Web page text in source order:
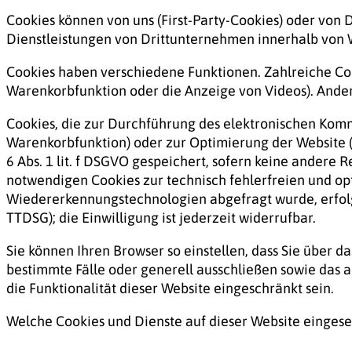
Cookies können von uns (First-Party-Cookies) oder
Dienstleistungen von Drittunternehmen innerhalb von
Cookies haben verschiedene Funktionen. Zahlreiche
Warenkorbfunktion oder die Anzeige von Videos).
Cookies, die zur Durchführung des elektronischen
Warenkorbfunktion) oder zur Optimierung der Website
6 Abs. 1 lit. f DSGVO gespeichert, sofern keine
notwendigen Cookies zur technisch fehlerfreien und
Wiedererkennungstechnologien abgefragt wurde,
TTDSG); die Einwilligung ist jederzeit widerrufbar.
Sie können Ihren Browser so einstellen, dass Sie über
bestimmte Fälle oder generell ausschließen sowie das
die Funktionalität dieser Website eingeschränkt sein.
Welche Cookies und Dienste auf dieser Website